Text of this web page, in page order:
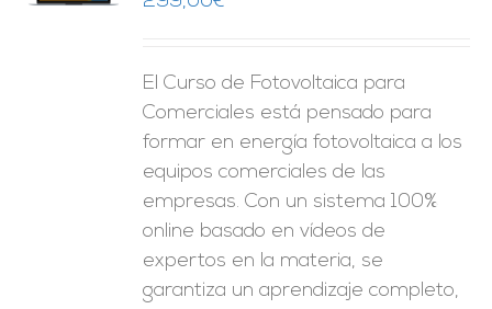
El Curso de Fotovoltaica para
Comerciales está pensado para
formar en energía fotovoltaica a los
equipos comerciales de las
empresas. Con un sistema 100%
online basado en vídeos de
expertos en la materia, se
garantiza un aprendizaje completo,